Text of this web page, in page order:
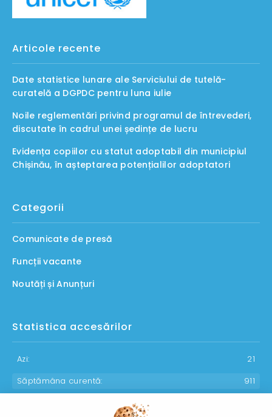
Articole recente
Date statistice lunare ale Serviciului de tutelă-
curatelă a DGPDC pentru luna iulie
Noile reglementări privind programul de întrevederi,
discutate în cadrul unei ședințe de lucru
Evidența copiilor cu statut adoptabil din municipiul
Chișinău, în așteptarea potențialilor adoptatori
Categorii
Comunicate de presă
Funcții vacante
Noutăți și Anunțuri
Statistica accesărilor
Azi:
21
Săptămâna curentă:
911